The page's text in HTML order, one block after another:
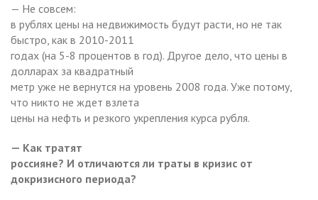
— Не совсем:
в рублях цены на недвижимость будут расти, но не так
быстро, как в 2010-2011
годах (на 5-8 процентов в год). Другое дело, что цены в
долларах за квадратный
метр уже не вернутся на уровень 2008 года. Уже потому,
что никто не ждет взлета
цены на нефть и резкого укрепления курса рубля.
— Как тратят
россияне? И отличаются ли траты в кризис от
докризисного периода?